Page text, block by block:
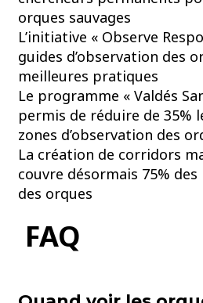
orques sauvages
L’initiative « Observe
guides d’observation des
meilleures pratiques
Le programme « Valdés
permis de réduire de 35%
zones d’observation des
La création de corridors
couvre désormais 75%
des orques
FAQ